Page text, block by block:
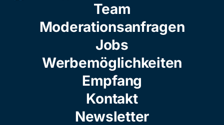
Team
Moderationsanfragen
Jobs
Werbemöglichkeiten
Empfang
Kontakt
Newsletter